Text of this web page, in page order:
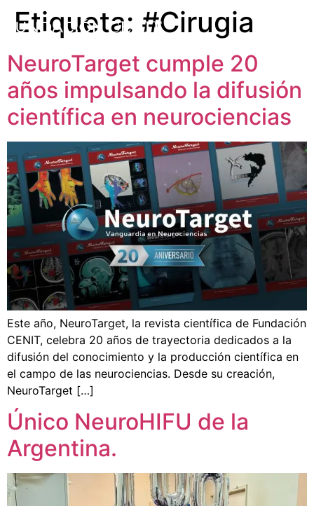
Etiqueta: #Cirugia
NeuroTarget cumple 20
años impulsando la difusión
científica en neurociencias
Este año, NeuroTarget, la revista científica de Fundación
CENIT, celebra 20 años de trayectoria dedicados a la
difusión del conocimiento y la producción científica en
el campo de las neurociencias. Desde su creación,
NeuroTarget […]
Único NeuroHIFU de la
Argentina.